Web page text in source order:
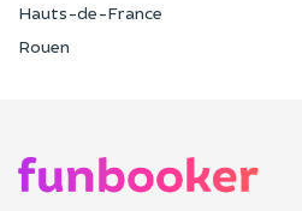
Hauts-de-France
Rouen